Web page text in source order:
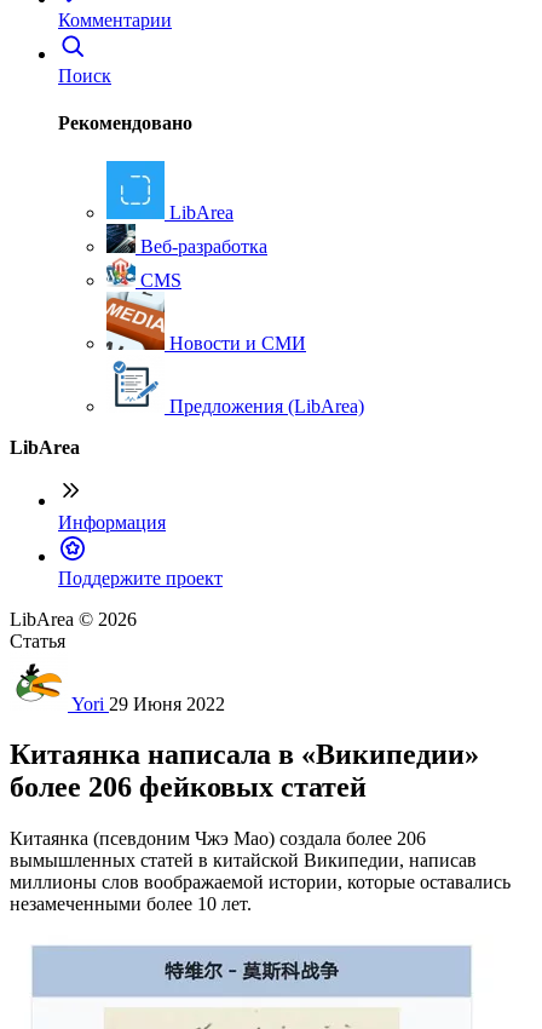
Комментарии
Поиск
Рекомендовано
LibArea
Веб-разработка
CMS
Новости и СМИ
Предложения (LibArea)
LibArea
Информация
Поддержите проект
LibArea © 2026
Статья
Yori 29 Июня 2022
Китаянка написала в «Википедии»
более 206 фейковых статей
Китаянка (псевдоним Чжэ Мао) создала более 206
вымышленных статей в китайской Википедии, написав
миллионы слов воображаемой истории, которые оставались
незамеченными более 10 лет.